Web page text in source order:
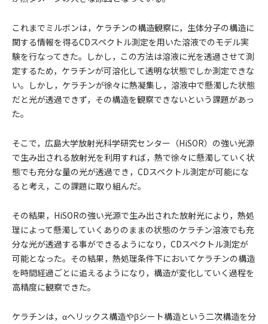
これまでミルボンは，ケラチンの構造観察に，生体分子の構造に
関する情報を得るCDスペクトル測定を用いた溶液でのモデル実
験を行なってきた。しかし，この方法は溶液に光を透過させて測
定するため，ケラチンが可溶化して透明な状態でしか測定できな
い。しかし，ケラチンが徐々に熱凝集し，溶液中で懸濁した状態
だと光が透過できず，その構造を観察できないという課題があっ
た。
そこで，広島大学放射光科学研究センター（HiSOR）の強い光源
で生み出される放射光を利用すれば，熱で徐々に懸濁していく状
態でも充分な量の光が透過でき，CDスペクトル測定が可能にな
ると考え，この課題に取り組んだ。
その結果，HiSORの強い光源で生み出された放射光により，熱処
理によって懸濁していくありのままの状態のケラチン溶液でも充
分な光が透過する事ができるようになり，CDスペクトル測定が
可能となった。その結果，熱処理条件下においてケラチンの構造
を時間経過ごとに追えるようになり，構造が変化していく過程を
高精度に観察できた。
ケラチンは，αヘリックス構造やβシート構造という二次構造を分